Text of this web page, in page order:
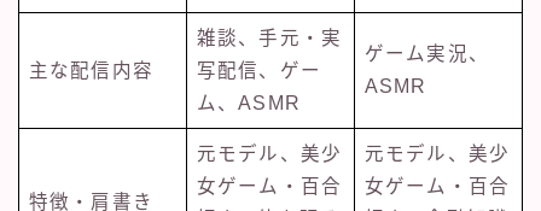
主な配信内容
雑談、手元・実
写配信、ゲー
ム、ASMR
ゲーム実況、
ASMR
特徴・肩書き
元モデル、美少
女ゲーム・百合
元モデル、美少
女ゲーム・百合